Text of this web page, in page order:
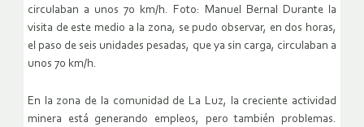
circulaban a unos 70 km/h. Foto: Manuel Bernal Durante la
visita de este medio a la zona, se pudo observar, en dos horas,
el paso de seis unidades pesadas, que ya sin carga, circulaban a
unos 70 km/h.
En la zona de la comunidad de La Luz, la creciente actividad
minera está generando empleos, pero también problemas.